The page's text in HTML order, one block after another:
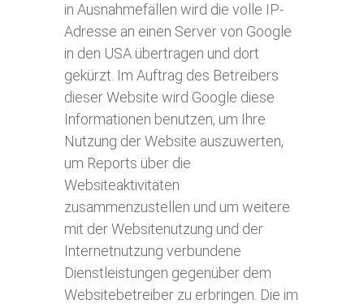
in Ausnahmefällen wird die volle IP-
Adresse an einen Server von Google
in den USA übertragen und dort
gekürzt. Im Auftrag des Betreibers
dieser Website wird Google diese
Informationen benutzen, um Ihre
Nutzung der Website auszuwerten,
um Reports über die
Websiteaktivitäten
zusammenzustellen und um weitere
mit der Websitenutzung und der
Internetnutzung verbundene
Dienstleistungen gegenüber dem
Websitebetreiber zu erbringen. Die im